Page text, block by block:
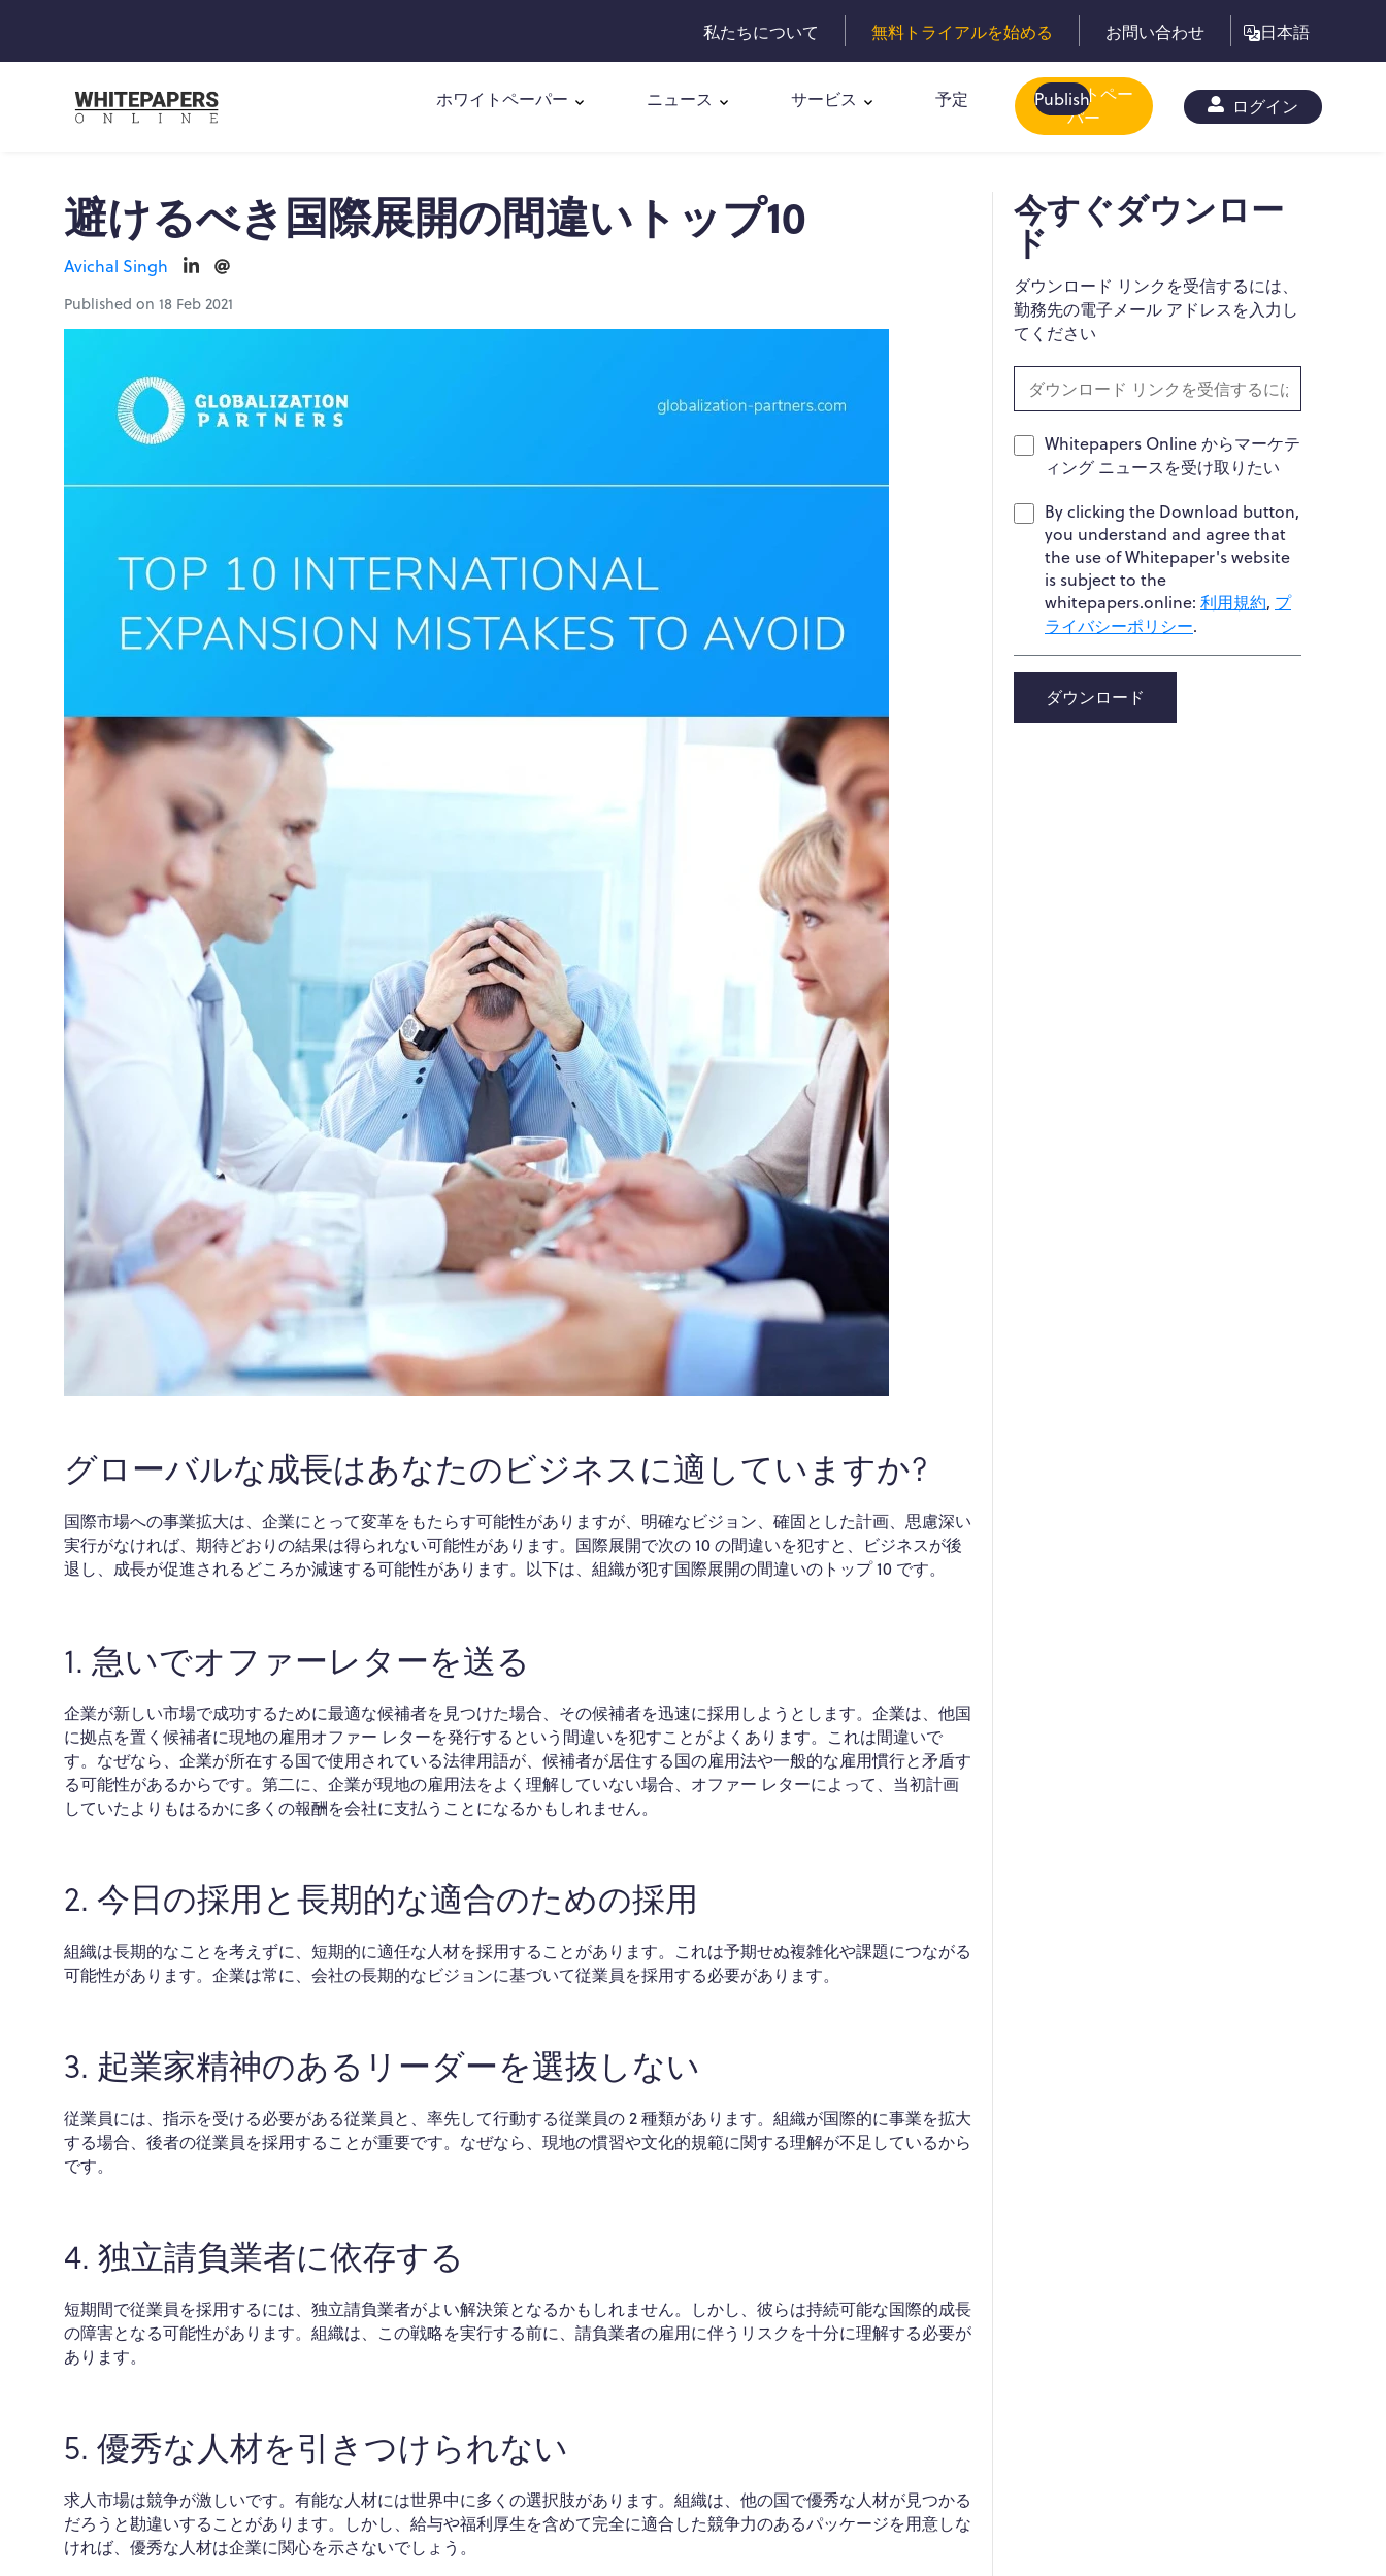
私たちについて 無料トライアルを始める お問い合わせ 日本語
ホワイトペーパー ニュース サービス 予定 Publish
ホワイトペー
パー
ログイン
避けるべき国際展開の間違いトップ10
Avichal Singh
Published on 18 Feb 2021
グローバルな成長はあなたのビジネスに適していますか?
国際市場への事業拡大は、企業にとって変革をもたらす可能性がありますが、明確なビジョン、確固とした計画、思慮深い
実行がなければ、期待どおりの結果は得られない可能性があります。国際展開で次の 10 の間違いを犯すと、ビジネスが後
退し、成長が促進されるどころか減速する可能性があります。以下は、組織が犯す国際展開の間違いのトップ 10 です。
1. 急いでオファーレターを送る
企業が新しい市場で成功するために最適な候補者を見つけた場合、その候補者を迅速に採用しようとします。企業は、他国
に拠点を置く候補者に現地の雇用オファー レターを発行するという間違いを犯すことがよくあります。これは間違いで
す。なぜなら、企業が所在する国で使用されている法律用語が、候補者が居住する国の雇用法や一般的な雇用慣行と矛盾す
る可能性があるからです。第二に、企業が現地の雇用法をよく理解していない場合、オファー レターによって、当初計画
していたよりもはるかに多くの報酬を会社に支払うことになるかもしれません。
2. 今日の採用と長期的な適合のための採用
組織は長期的なことを考えずに、短期的に適任な人材を採用することがあります。これは予期せぬ複雑化や課題につながる
可能性があります。企業は常に、会社の長期的なビジョンに基づいて従業員を採用する必要があります。
3. 起業家精神のあるリーダーを選抜しない
従業員には、指示を受ける必要がある従業員と、率先して行動する従業員の 2 種類があります。組織が国際的に事業を拡大
する場合、後者の従業員を採用することが重要です。なぜなら、現地の慣習や文化的規範に関する理解が不足しているから
です。
4. 独立請負業者に依存する
短期間で従業員を採用するには、独立請負業者がよい解決策となるかもしれません。しかし、彼らは持続可能な国際的成長
の障害となる可能性があります。組織は、この戦略を実行する前に、請負業者の雇用に伴うリスクを十分に理解する必要が
あります。
5. 優秀な人材を引きつけられない
求人市場は競争が激しいです。有能な人材には世界中に多くの選択肢があります。組織は、他の国で優秀な人材が見つかる
だろうと勘違いすることがあります。しかし、給与や福利厚生を含めて完全に適合した競争力のあるパッケージを用意しな
ければ、優秀な人材は企業に関心を示さないでしょう。
今すぐダウンロー
ド
ダウンロード リンクを受信するには、
勤務先の電子メール アドレスを入力し
てください
Whitepapers Online からマーケテ
ィング ニュースを受け取りたい
By clicking the Download button,
you understand and agree that
the use of Whitepaper's website
is subject to the
whitepapers.online: 利用規約, プ
ライバシーポリシー.
ダウンロード